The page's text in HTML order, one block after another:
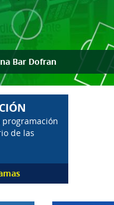
Bar Dofran
programación
de las